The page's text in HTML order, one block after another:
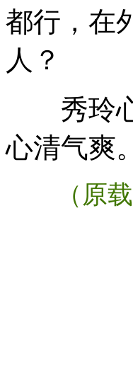
都行，在
人？
秀玲心
心清气爽
（原载